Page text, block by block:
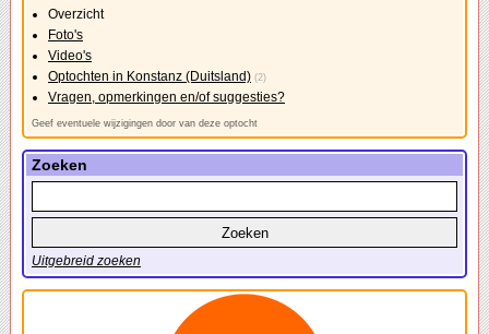
Overzicht
Foto's
Video's
Optochten in Konstanz (Duitsland) (2)
Vragen, opmerkingen en/of suggesties?
Geef eventuele wijzigingen door van deze optocht
Zoeken
Uitgebreid zoeken